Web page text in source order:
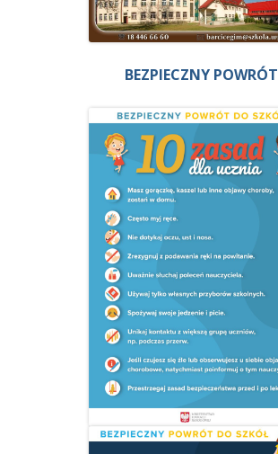
BEZPIECZNY POWRÓT